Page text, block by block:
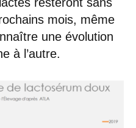
mois, même
une évolution
à l’autre.